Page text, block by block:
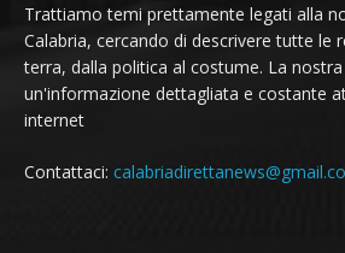
Trattiamo temi prettamente legati alla
Calabria, cercando di descrivere tutte le
terra, dalla politica al costume. La
un'informazione dettagliata e costante
internet
Contattaci: